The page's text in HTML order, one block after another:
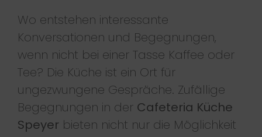
Wo entstehen interessante
Konversationen und Begegnungen,
wenn nicht bei einer Tasse Kaffee oder
Tee? Die Küche ist ein Ort für
ungezwungene Gespräche. Zufällige
Begegnungen in der Cafeteria Küche
Speyer bieten nicht nur die Möglichkeit